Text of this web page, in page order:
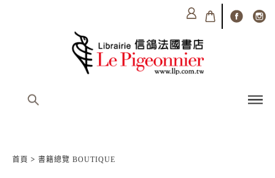
首頁 > 書籍總覽 BOUTIQUE